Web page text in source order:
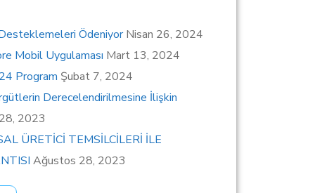
Ödeniyor Nisan 26, 2024
Mobil Uygulaması Mart 13, 2024
Program Şubat 7, 2024
Derecelendirilmesine İlişkin
2023
ÜRETİCİ TEMSİLCİLERİ İLE
Ağustos 28, 2023